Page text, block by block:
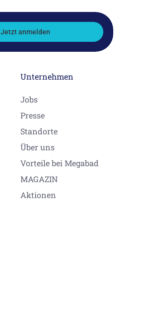
Jetzt anmelden
Unternehmen
Jobs
Presse
Standorte
Über uns
Vorteile bei Megabad
MAGAZIN
Aktionen